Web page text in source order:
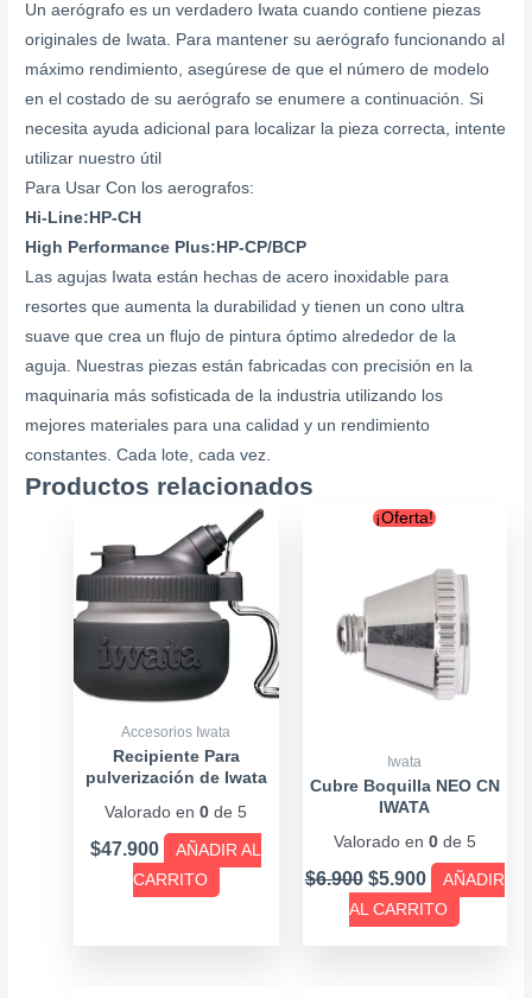
Un aerógrafo es un verdadero Iwata cuando contiene piezas
originales de Iwata. Para mantener su aerógrafo funcionando al
máximo rendimiento, asegúrese de que el número de modelo
en el costado de su aerógrafo se enumere a continuación. Si
necesita ayuda adicional para localizar la pieza correcta, intente
utilizar nuestro útil
Para Usar Con los aerografos:
Hi-Line:HP-CH
High Performance Plus:HP-CP/BCP
Las agujas Iwata están hechas de acero inoxidable para
resortes que aumenta la durabilidad y tienen un cono ultra
suave que crea un flujo de pintura óptimo alrededor de la
aguja. Nuestras piezas están fabricadas con precisión en la
maquinaria más sofisticada de la industria utilizando los
mejores materiales para una calidad y un rendimiento
constantes. Cada lote, cada vez.
Productos relacionados
Accesorios Iwata
Recipiente Para
pulverización de Iwata
Valorado en0 de 5
$47.900
AÑADIR AL
CARRITO
¡Oferta!
Iwata
Cubre Boquilla NEO CN
IWATA
Valorado en 0de 5
$6.900
Original
$6.900.
$5.900
Current
$5.900.
AÑADIR
AL CARRITO